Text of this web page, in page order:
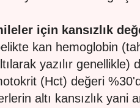
için kansızlık
kan hemoglobin
yazılır genellikle)
(Hct) değeri
altı kansızlık yani